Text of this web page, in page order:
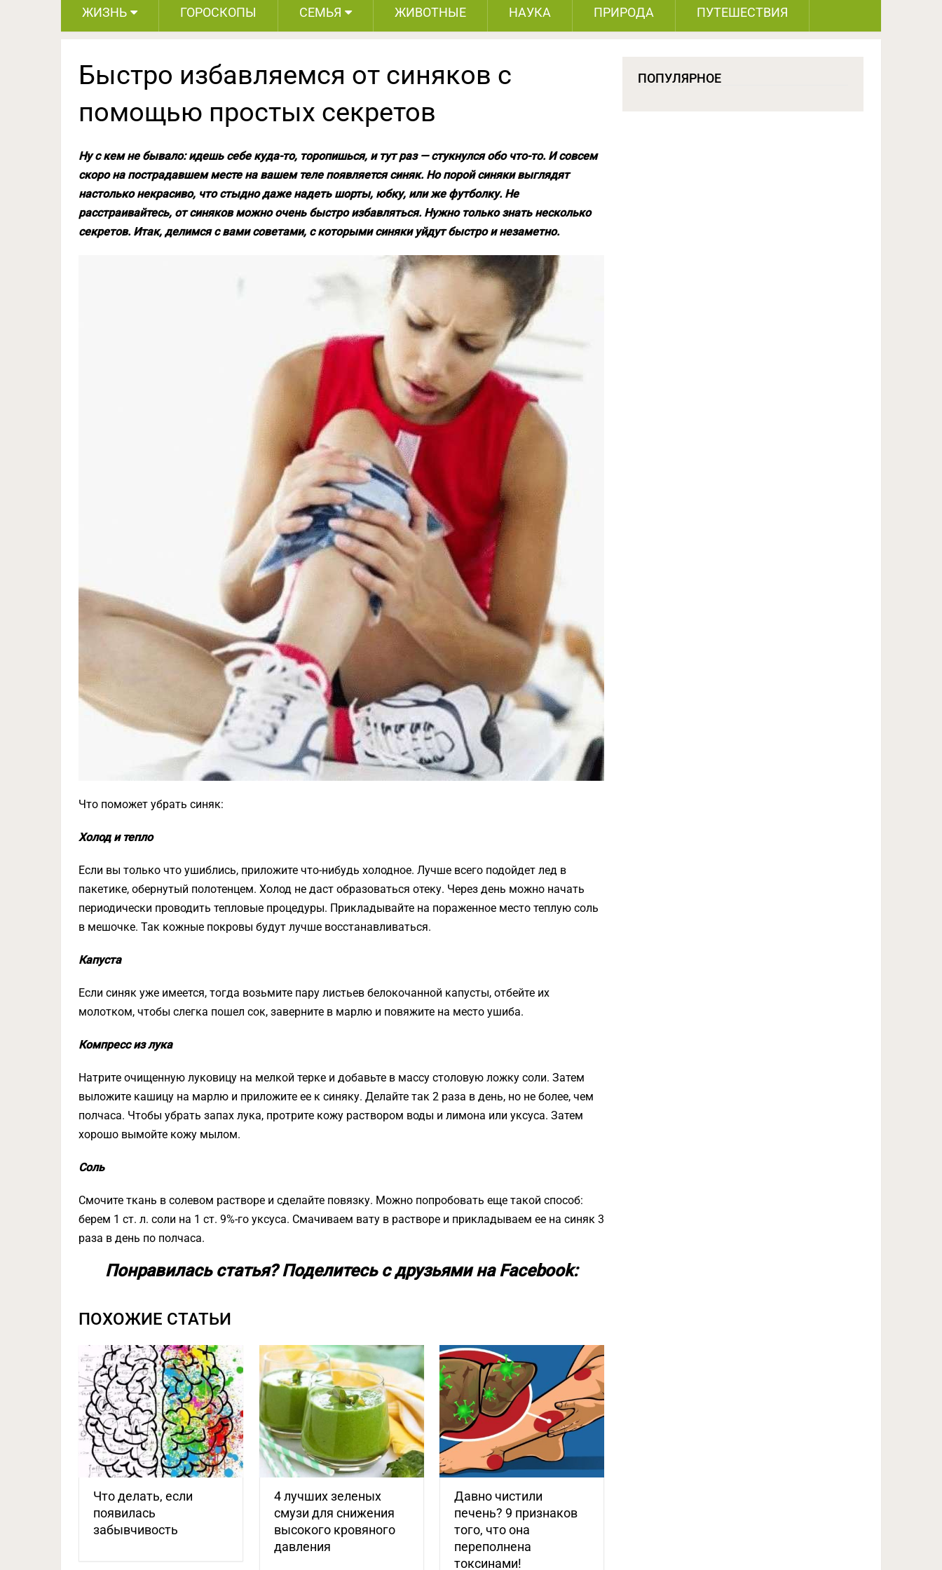
ЖИЗНЬ ГОРОСКОПЫ СЕМЬЯ ЖИВОТНЫЕ НАУКА ПРИРОДА ПУТЕШЕСТВИЯ
Быстро избавляемся от синяков с
помощью простых секретов
Ну с кем не бывало: идешь себе куда-то, торопишься, и тут раз — стукнулся обо что-то. И совсем
скоро на пострадавшем месте на вашем теле появляется синяк. Но порой синяки выглядят
настолько некрасиво, что стыдно даже надеть шорты, юбку, или же футболку. Не
расстраивайтесь, от синяков можно очень быстро избавляться. Нужно только знать несколько
секретов. Итак, делимся с вами советами, с которыми синяки уйдут быстро и незаметно.
Что поможет убрать синяк:
Холод и тепло
Если вы только что ушиблись, приложите что-нибудь холодное. Лучше всего подойдет лед в
пакетике, обернутый полотенцем. Холод не даст образоваться отеку. Через день можно начать
периодически проводить тепловые процедуры. Прикладывайте на пораженное место теплую соль
в мешочке. Так кожные покровы будут лучше восстанавливаться.
Капуста
Если синяк уже имеется, тогда возьмите пару листьев белокочанной капусты, отбейте их
молотком, чтобы слегка пошел сок, заверните в марлю и повяжите на место ушиба.
Компресс из лука
Натрите очищенную луковицу на мелкой терке и добавьте в массу столовую ложку соли. Затем
выложите кашицу на марлю и приложите ее к синяку. Делайте так 2 раза в день, но не более, чем
полчаса. Чтобы убрать запах лука, протрите кожу раствором воды и лимона или уксуса. Затем
хорошо вымойте кожу мылом.
Соль
Смочите ткань в солевом растворе и сделайте повязку. Можно попробовать еще такой способ:
берем 1 ст. л. соли на 1 ст. 9%-го уксуса. Смачиваем вату в растворе и прикладываем ее на синяк 3
раза в день по полчаса.
Понравилась статья? Поделитесь с друзьями на Facebook:
ПОХОЖИЕ СТАТЬИ
Что делать, если
появилась
забывчивость
4 лучших зеленых
смузи для снижения
высокого кровяного
давления
Давно чистили
печень? 9 признаков
того, что она
переполнена
токсинами!
ПОПУЛЯРНОЕ